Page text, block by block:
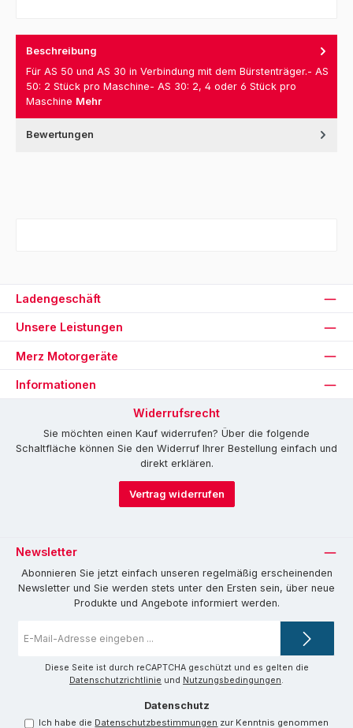
Beschreibung
Für AS 50 und AS 30 in Verbindung mit dem Bürstenträger.- AS
50: 2 Stück pro Maschine- AS 30: 2, 4 oder 6 Stück pro
Maschine Mehr
Bewertungen
Ladengeschäft
Unsere Leistungen
Merz Motorgeräte
Informationen
Widerrufsrecht
Sie möchten einen Kauf widerrufen? Über die folgende
Schaltfläche können Sie den Widerruf Ihrer Bestellung einfach und
direkt erklären.
Vertrag widerrufen
Newsletter
Abonnieren Sie jetzt einfach unseren regelmäßig erscheinenden
Newsletter und Sie werden stets unter den Ersten sein, über neue
Produkte und Angebote informiert werden.
Mail-
Diese Seite ist durch reCAPTCHA geschützt und es gelten die
Datenschutzrichtlinie und Nutzungsbedingungen.
Datenschutz
Ich habe die Datenschutzbestimmungen zur Kenntnis genommen